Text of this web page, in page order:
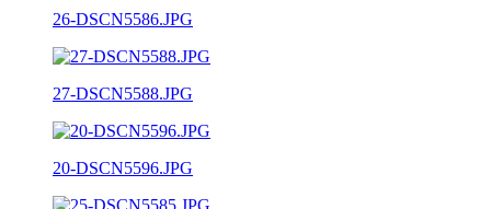
26-DSCN5586.JPG
27-DSCN5588.JPG
20-DSCN5596.JPG